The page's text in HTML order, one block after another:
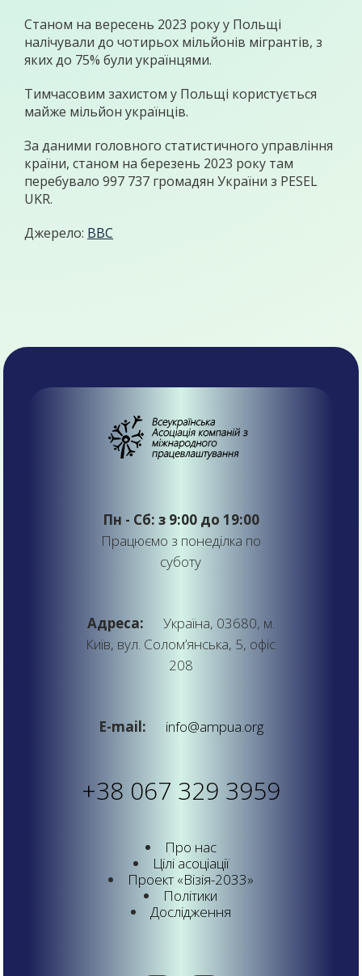
Станом на вересень 2023 року у Польщі
налічували до чотирьох мільйонів мігрантів, з
яких до 75% були українцями.
Тимчасовим захистом у Польщі користується
майже мільйон українців.
За даними головного статистичного управління
країни, станом на березень 2023 року там
перебувало 997 737 громадян України з PESEL
UKR.
Джерело: ВВС
Пн - Сб: з 9:00 до 19:00
Працюємо з понеділка по
суботу
Адреса:
Україна, 03680, м.
Київ, вул. Солом’янська, 5, офіс
208
E-mail: info@ampua.org
+38 067 329 3959
Про нас
Цілі асоціації
Проект «Візія-2033»
Політики
Дослідження